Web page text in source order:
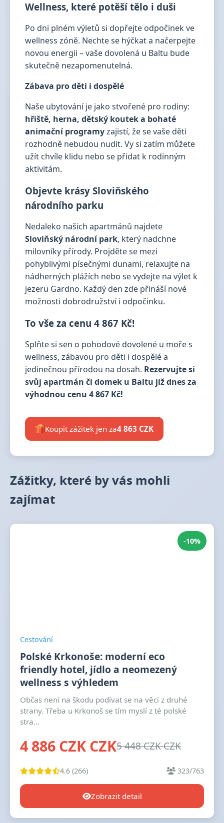
Wellness, které potěší tělo i duši
Po dni plném výletů si dopřejte odpočinek ve
wellness zóně. Nechte se hýčkat a načerpejte
novou energii – vaše dovolená u Baltu bude
skutečně nezapomenutelná.
Zábava pro děti i dospělé
Naše ubytování je jako stvořené pro rodiny:
hřiště, herna, dětský koutek a bohaté
animační programyzajistí, že se vaše děti
rozhodně nebudou nudit. Vy si zatím můžete
užít chvíle klidu nebo se přidat k rodinným
aktivitám.
Objevte krásy Sloviňského
národního parku
Nedaleko našich apartmánů najdete
Sloviňský národní park, který nadchne
milovníky přírody. Projděte se mezi
pohyblivými písečnými dunami, relaxujte na
nádherných plážích nebo se vydejte na výlet k
jezeru Gardno. Každý den zde přináší nové
možnosti dobrodružství i odpočinku.
To vše za cenu 4 867 Kč!
Splňte si sen o pohodové dovolené u moře s
wellness, zábavou pro děti i dospělé a
jedinečnou přírodou na dosah. Rezervujte si
svůj apartmán či domek u Baltu již dnes za
výhodnou cenu 4 867 Kč!
Koupit zážitek jen za4 863 CZK
Zážitky, které by vás mohli
zajímat
-10%
Cestování
Polské Krkonoše: moderní eco
friendly hotel, jídlo a neomezený
wellness s výhledem
Občas není na škodu podívat se na věci z druhé
strany. Třeba u Krkonoš se tím myslí z té polské
stra...
4 886 CZK CZK5 448 CZK CZK
4.6 (266) 323/763
Zobrazit detail